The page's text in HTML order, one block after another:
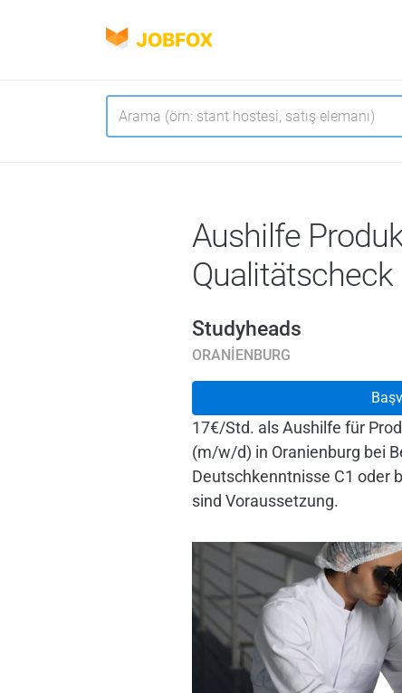
JOBFOX Navigasyon
Dil
Aushilfe
Qualitätscheck
Studyheads
ORANIENBURG
17€/Std. als Aushilfe für
(m/w/d) in Oranienburg bei
Deutschkenntnisse C1 oder
sind Voraussetzung.